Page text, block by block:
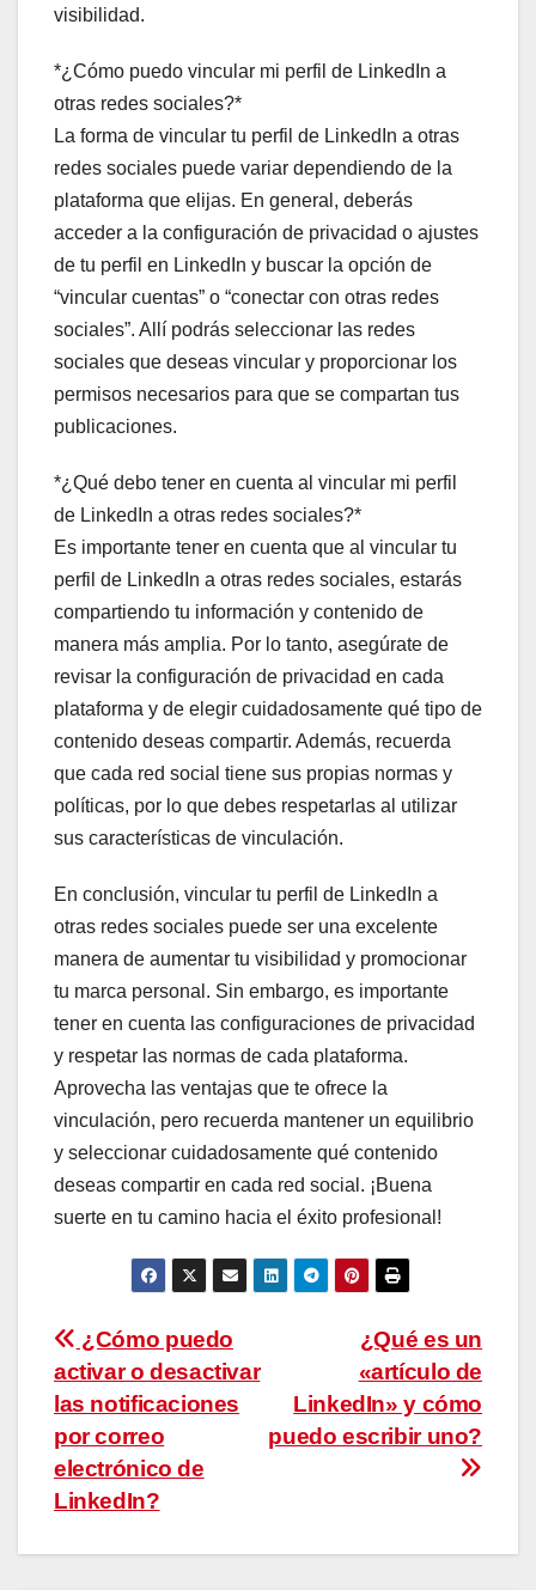
visibilidad.
*¿Cómo puedo vincular mi perfil de LinkedIn a
otras redes sociales?*
La forma de vincular tu perfil de LinkedIn a otras
redes sociales puede variar dependiendo de la
plataforma que elijas. En general, deberás
acceder a la configuración de privacidad o ajustes
de tu perfil en LinkedIn y buscar la opción de
“vincular cuentas” o “conectar con otras redes
sociales”. Allí podrás seleccionar las redes
sociales que deseas vincular y proporcionar los
permisos necesarios para que se compartan tus
publicaciones.
*¿Qué debo tener en cuenta al vincular mi perfil
de LinkedIn a otras redes sociales?*
Es importante tener en cuenta que al vincular tu
perfil de LinkedIn a otras redes sociales, estarás
compartiendo tu información y contenido de
manera más amplia. Por lo tanto, asegúrate de
revisar la configuración de privacidad en cada
plataforma y de elegir cuidadosamente qué tipo de
contenido deseas compartir. Además, recuerda
que cada red social tiene sus propias normas y
políticas, por lo que debes respetarlas al utilizar
sus características de vinculación.
En conclusión, vincular tu perfil de LinkedIn a
otras redes sociales puede ser una excelente
manera de aumentar tu visibilidad y promocionar
tu marca personal. Sin embargo, es importante
tener en cuenta las configuraciones de privacidad
y respetar las normas de cada plataforma.
Aprovecha las ventajas que te ofrece la
vinculación, pero recuerda mantener un equilibrio
y seleccionar cuidadosamente qué contenido
deseas compartir en cada red social. ¡Buena
suerte en tu camino hacia el éxito profesional!
Navegación
de
entradas
¿Qué es un
«artículo de
LinkedIn» y cómo
puedo escribir uno?
¿Cómo puedo
activar o desactivar
las notificaciones
por correo
electrónico de
LinkedIn?